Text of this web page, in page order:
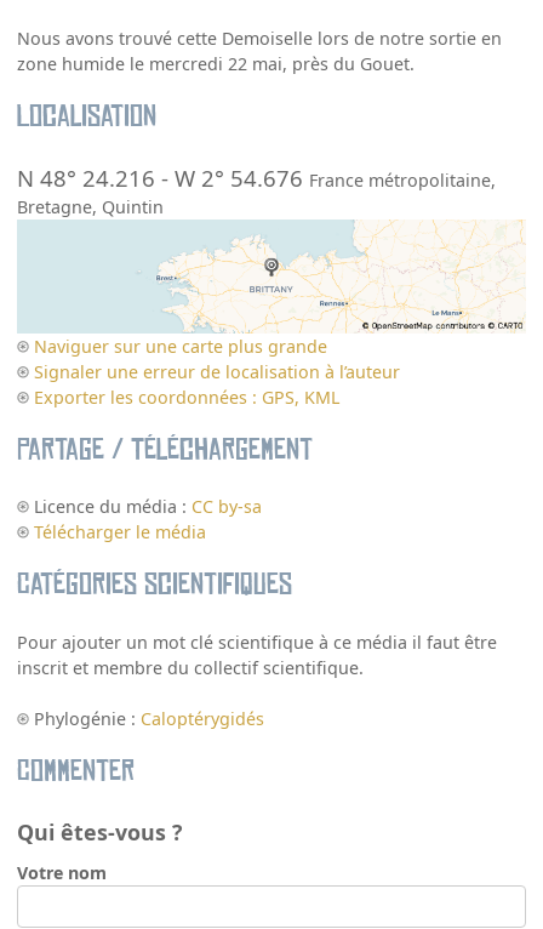
Nous avons trouvé cette Demoiselle lors de notre sortie en
zone humide le mercredi 22 mai, près du Gouet.
Localisation
N 48° 24.216 -W 2° 54.676 France métropolitaine,
Bretagne, Quintin
Naviguer sur une carte plus grande
Signaler une erreur de localisation à l’auteur
Exporter les coordonnées : GPS, KML
Partage / Téléchargement
Licence du média : CC by-sa
Télécharger le média
Catégories scientifiques
Pour ajouter un mot clé scientifique à ce média il faut être
inscrit et membre du collectif scientifique.
Phylogénie : Caloptérygidés
Commenter
Qui êtes-vous ?
Votre nom